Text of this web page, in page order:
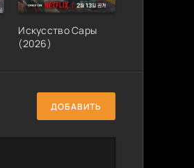
Искусство Сары
(2026)
ДОБАВИТЬ